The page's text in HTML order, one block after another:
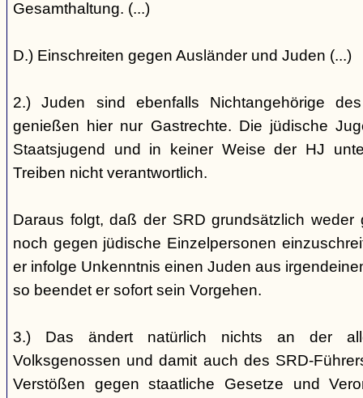
Gesamthaltung. (...)
D.) Einschreiten gegen Ausländer und Juden (...)
2.) Juden sind ebenfalls Nichtangehörige
genießen hier nur Gastrechte. Die jüdische
Staatsjugend und in keiner Weise der HJ
Treiben nicht verantwortlich.
Daraus folgt, daß der SRD grundsätzlich weder
noch gegen jüdische Einzelpersonen
er infolge Unkenntnis einen Juden aus
so beendet er sofort sein Vorgehen.
3.) Das ändert natürlich nichts an der
Volksgenossen und damit auch des SRD-
Verstößen gegen staatliche Gesetze und